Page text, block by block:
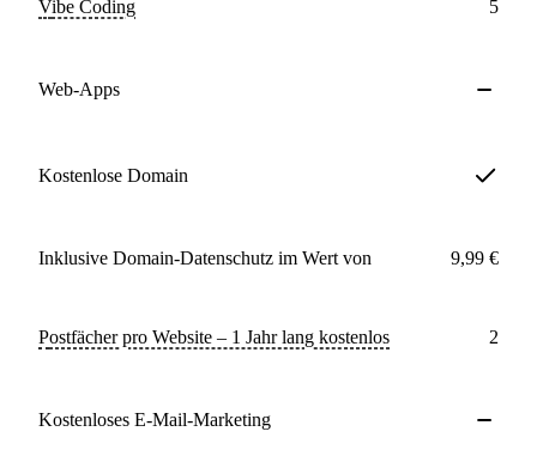
Vibe Coding 5
Web-Apps
Kostenlose Domain
Inklusive Domain-Datenschutz im Wert von 9,99 €
Postfächer pro Website – 1 Jahr lang kostenlos 2
Kostenloses E-Mail-Marketing